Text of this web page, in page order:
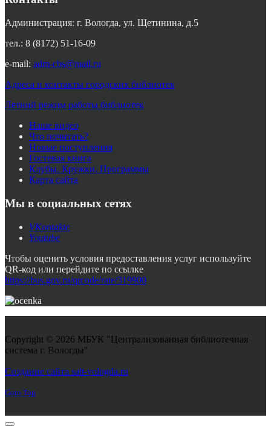
Администрация: г. Вологда, ул. Щетинина, д.5
тел.: 8 (8172) 51-16-09
e-mail: adm-cbs@mail.ru
Адреса и контакты городских библиотек
Летний режим работы библиотек
Наше видео
Что почитать?
Новые поступления
Гостевая книга
Клубы. Кружки. Программы
Карта сайта
Мы в социальных сетях
VKontakte
Youtube
Чтобы оценить условия предоставления услуг используйте
QR-код или перейдите по ссылке
https://bus.gov.ru/qrcode/rate/319900
Copyright © 2026 МБУК "Централизованная библиотечная
система г. Вологды"
Создание сайта sait-vologda.ru
Goto Top